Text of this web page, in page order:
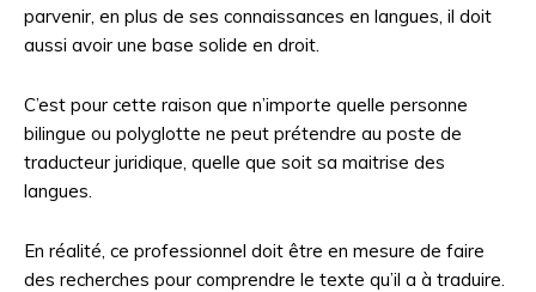
parvenir, en plus de ses connaissances en langues, il doit
aussi avoir une base solide en droit.
C’est pour cette raison que n’importe quelle personne
bilingue ou polyglotte ne peut prétendre au poste de
traducteur juridique, quelle que soit sa maitrise des
langues.
En réalité, ce professionnel doit être en mesure de faire
des recherches pour comprendre le texte qu’il a à traduire.